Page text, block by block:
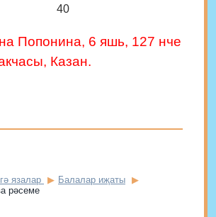
Попонина, 6 яшь, 127 нче
Казан.
язалар
Балалар иҗаты
рәсеме